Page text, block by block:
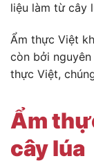
liệu làm từ cây
Ẩm thực Việt
còn bởi
thực Việt,
Ẩm
cây lúa